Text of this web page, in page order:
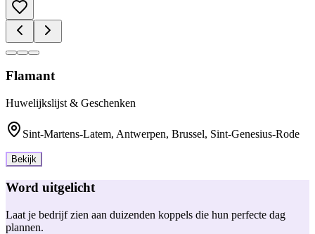
Flamant
Huwelijkslijst & Geschenken
Sint-Martens-Latem, Antwerpen, Brussel, Sint-Genesius-Rode
Bekijk
Word uitgelicht
Laat je bedrijf zien aan duizenden koppels die hun perfecte dag
plannen.